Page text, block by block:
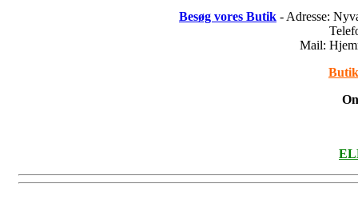
Besøg vores Butik - Adresse:
Mail: